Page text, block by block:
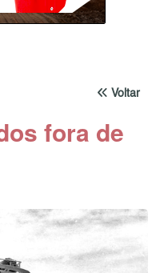
Voltar
fora de